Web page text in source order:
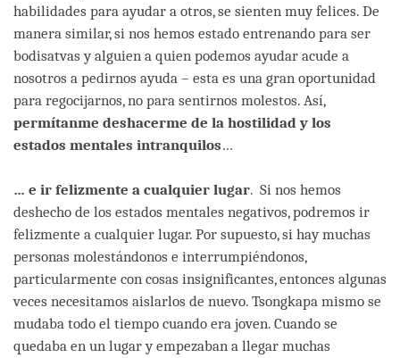
habilidades para ayudar a otros, se sienten muy felices. De
manera similar, si nos hemos estado entrenando para ser
bodisatvas y alguien a quien podemos ayudar acude a
nosotros a pedirnos ayuda – esta es una gran oportunidad
para regocijarnos, no para sentirnos molestos. Así,
permítanme deshacerme de la hostilidad y los
estados mentales intranquilos…
… e ir felizmente a cualquier lugar. Si nos hemos
deshecho de los estados mentales negativos, podremos ir
felizmente a cualquier lugar. Por supuesto, si hay muchas
personas molestándonos e interrumpiéndonos,
particularmente con cosas insignificantes, entonces algunas
veces necesitamos aislarlos de nuevo. Tsongkapa mismo se
mudaba todo el tiempo cuando era joven. Cuando se
quedaba en un lugar y empezaban a llegar muchas